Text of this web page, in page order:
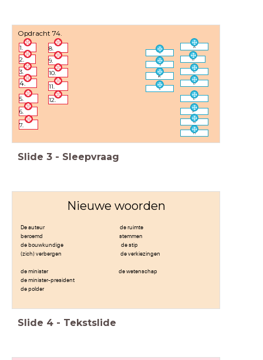
Opdracht 74.
1.
2.
3.
4.
5.
6.
7.
8.
9.
10.
11.
12.
A
B
C
D
E
F
G
H
I
J
K
L
Slide 3 - Sleepvraag
Nieuwe woorden
De auteur de ruimte
beroemd stemmen
de bouwkundige de stip
(zich) verbergen de verkiezingen
de minister de wetenschap
de minister-president
de polder
Slide 4 - Tekstslide